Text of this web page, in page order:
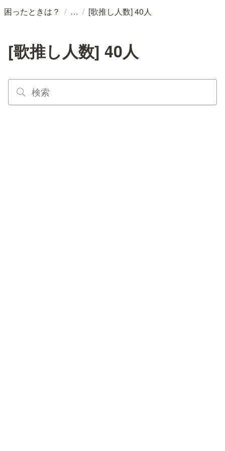
困ったときは？ / / [歌推し人数] 40人
[歌推し人数] 40人